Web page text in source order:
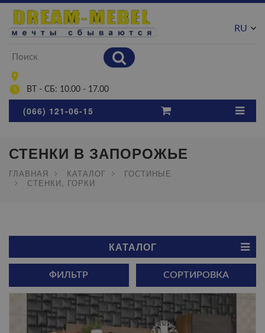
ВТ - СБ: 10.00 - 17.00
RU
(066) 121-06-15
СТЕНКИ В ЗАПОРОЖЬЕ
ГЛАВНАЯ КАТАЛОГ
ГОСТИНЫЕ
СТЕНКИ, ГОРКИ
КАТАЛОГ
ФИЛЬТР СОРТИРОВКА